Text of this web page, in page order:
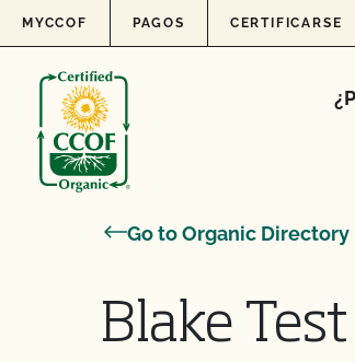
Skip to content
MYCCOF PAGOS CERTIFICARSE
Go to Organic Directory
Blake